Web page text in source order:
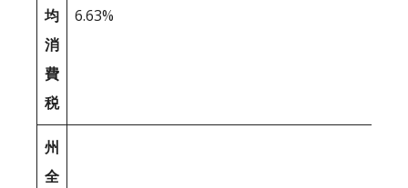
均
消
費
税
6.63%
州
全